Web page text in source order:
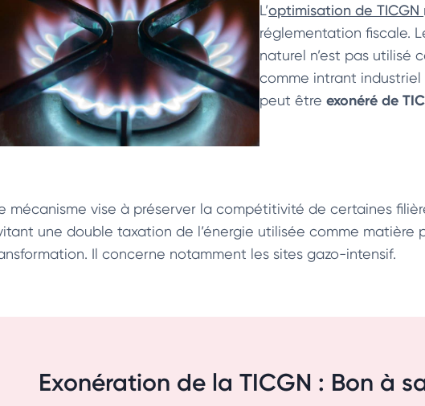
L’optimisation de TICGN
réglementation fiscale.
naturel n’est pas utilisé
comme intrant
peut êtreexonéré de
mécanisme vise à préserver la compétitivité de certaines
une double taxation de l’énergie utilisée comme matière
Il concerne notamment les sites gazo-intensif.
Exonération de la TICGN : Bon à